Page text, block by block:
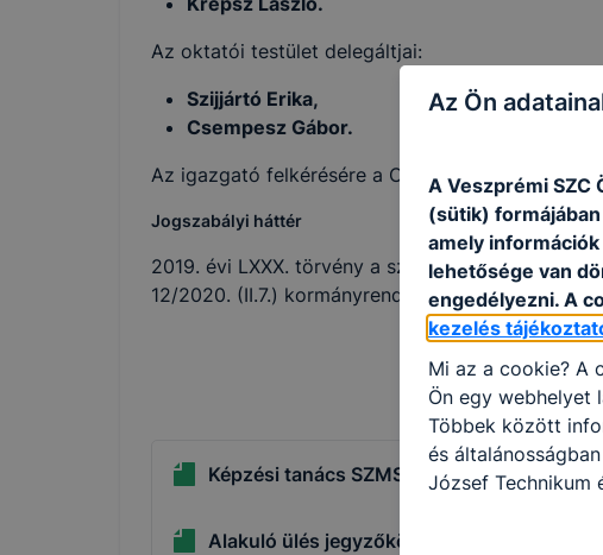
Az oktatói testület delegáltjai:
Szijjártó Erika,
Csempesz Gábor.
Az igazgató felkérésére a Centrum főigazgatója,
Jogszabályi háttér
2019. évi LXXX. törvény a szakképzésről 101. §
12/2020. (II.7.) kormányrendelet a
Képzési tanács SZMSZ
Alakuló ülés jegyzőkönyve 2024. 05
Az Ön
A Veszprémi SZC
(sütik)
amely
lehetősége van
engedélyezni. A
kezelés
Mi az a cookie? A
Ön egy webhelyet
Többek között
és
József Technikum
információ
felmérésével,